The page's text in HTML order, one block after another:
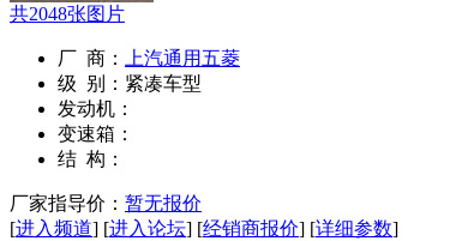
共2048张图片
厂 商：
上汽通用五菱
级 别： 紧凑车型
发动机：
变速箱：
结 构：
厂家指导价： 暂无报价
[进入频道] [进入论坛] [经销商报价] [详细参数]